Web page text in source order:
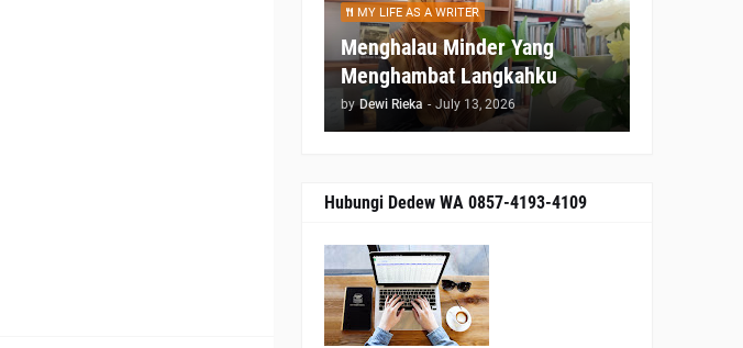
MY LIFE AS A WRITER
Menghalau Minder Yang
Menghambat Langkahku
by Dewi Rieka - July 13, 2026
Hubungi Dedew WA 0857-4193-4109